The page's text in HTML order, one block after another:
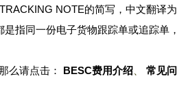
NOTE的简写，中文翻译
指同一份电子货物跟踪单或追踪单
么请点击： BESC费用介绍 、常见